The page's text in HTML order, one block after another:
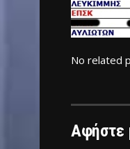
No related
Αφήστε